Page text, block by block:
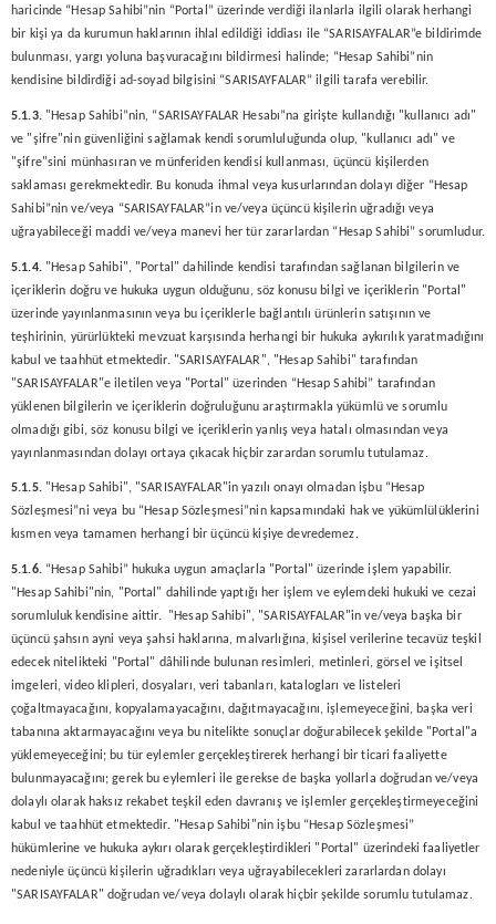
haricinde “Hesap Sahibi”nin “Portal” üzerinde verdiği ilanlarla ilgili olarak herhangi
bir kişi ya da kurumun haklarının ihlal edildiği iddiası ile “SARISAYFALAR”e bildirimde
bulunması, yargı yoluna başvuracağını bildirmesi halinde; “Hesap Sahibi”nin
kendisine bildirdiği ad-soyad bilgisini “SARISAYFALAR” ilgili tarafa verebilir.
5.1.3."Hesap Sahibi”nin, “SARISAYFALAR Hesabı”na girişte kullandığı "kullanıcı adı"
ve "şifre"nin güvenliğini sağlamak kendi sorumluluğunda olup, "kullanıcı adı" ve
"şifre"sini münhasıran ve münferiden kendisi kullanması, üçüncü kişilerden
saklaması gerekmektedir. Bu konuda ihmal veya kusurlarından dolayı diğer “Hesap
Sahibi”nin ve/veya “SARISAYFALAR”in ve/veya üçüncü kişilerin uğradığı veya
uğrayabileceği maddi ve/veya manevi her tür zararlardan “Hesap Sahibi” sorumludur.
5.1.4."Hesap Sahibi", "Portal" dahilinde kendisi tarafından sağlanan bilgilerin ve
içeriklerin doğru ve hukuka uygun olduğunu, söz konusu bilgi ve içeriklerin "Portal"
üzerinde yayınlanmasının veya bu içeriklerle bağlantılı ürünlerin satışının ve
teşhirinin, yürürlükteki mevzuat karşısında herhangi bir hukuka aykırılık yaratmadığını
kabul ve taahhüt etmektedir. "SARISAYFALAR", "Hesap Sahibi" tarafından
"SARISAYFALAR"e iletilen veya "Portal" üzerinden “Hesap Sahibi” tarafından
yüklenen bilgilerin ve içeriklerin doğruluğunu araştırmakla yükümlü ve sorumlu
olmadığı gibi, söz konusu bilgi ve içeriklerin yanlış veya hatalı olmasından veya
yayınlanmasından dolayı ortaya çıkacak hiçbir zarardan sorumlu tutulamaz.
5.1.5."Hesap Sahibi", "SARISAYFALAR"in yazılı onayı olmadan işbu “Hesap
Sözleşmesi”ni veya bu “Hesap Sözleşmesi”nin kapsamındaki hak ve yükümlülüklerini
kısmen veya tamamen herhangi bir üçüncü kişiye devredemez.
5.1.6.“Hesap Sahibi” hukuka uygun amaçlarla "Portal" üzerinde işlem yapabilir.
"Hesap Sahibi"nin, "Portal" dahilinde yaptığı her işlem ve eylemdeki hukuki ve cezai
sorumluluk kendisine aittir. "Hesap Sahibi", "SARISAYFALAR"in ve/veya başka bir
üçüncü şahsın ayni veya şahsi haklarına, malvarlığına, kişisel verilerine tecavüz teşkil
edecek nitelikteki "Portal" dâhilinde bulunan resimleri, metinleri, görsel ve işitsel
imgeleri, video klipleri, dosyaları, veri tabanları, katalogları ve listeleri
çoğaltmayacağını, kopyalamayacağını, dağıtmayacağını, işlemeyeceğini, başka veri
tabanına aktarmayacağını veya bu nitelikte sonuçlar doğurabilecek şekilde "Portal"a
yüklemeyeceğini; bu tür eylemler gerçekleştirerek herhangi bir ticari faaliyette
bulunmayacağını; gerek bu eylemleri ile gerekse de başka yollarla doğrudan ve/veya
dolaylı olarak haksız rekabet teşkil eden davranış ve işlemler gerçekleştirmeyeceğini
kabul ve taahhüt etmektedir. "Hesap Sahibi"nin işbu “Hesap Sözleşmesi”
hükümlerine ve hukuka aykırı olarak gerçekleştirdikleri "Portal" üzerindeki faaliyetler
nedeniyle üçüncü kişilerin uğradıkları veya uğrayabilecekleri zararlardan dolayı
"SARISAYFALAR" doğrudan ve/veya dolaylı olarak hiçbir şekilde sorumlu tutulamaz.